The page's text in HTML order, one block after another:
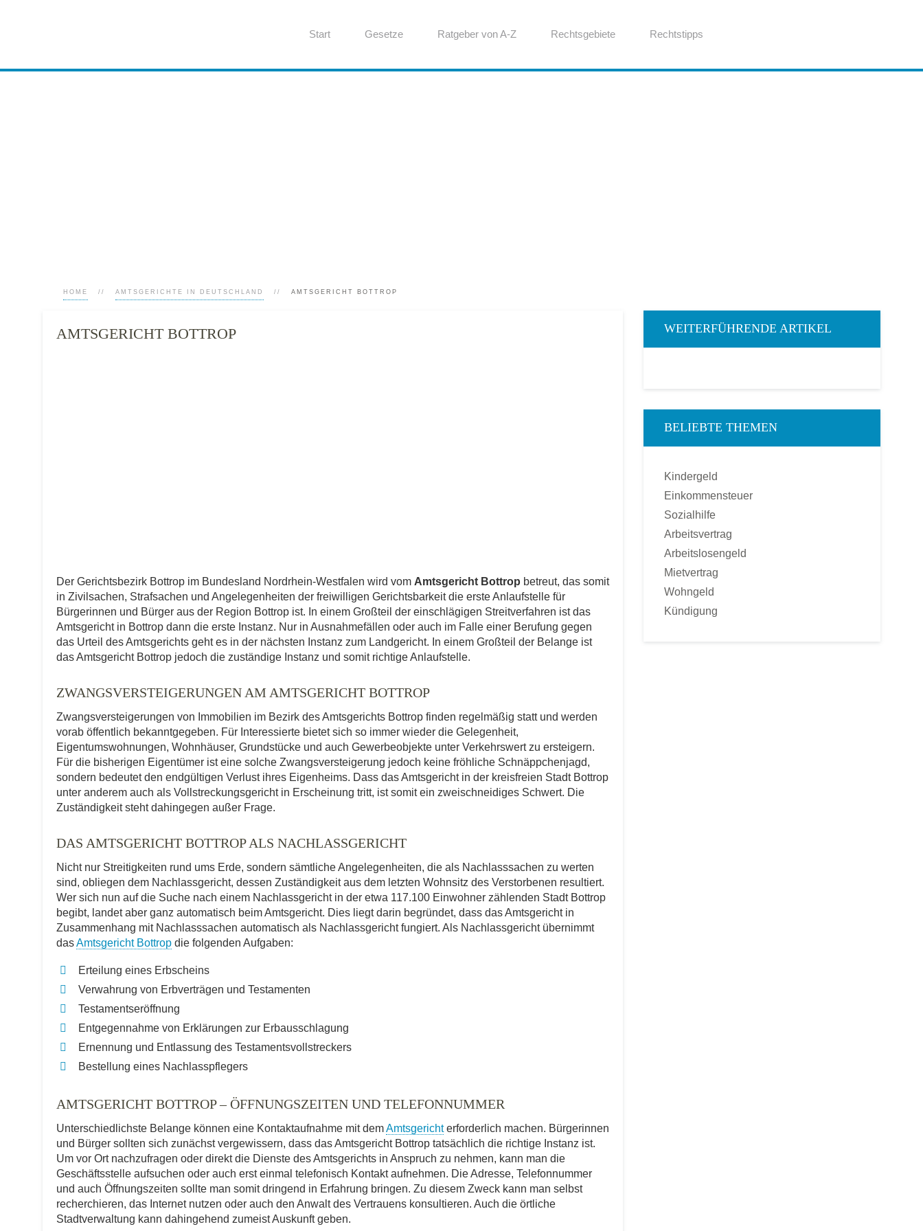
Start Gesetze Ratgeber von A-Z Rechtsgebiete Rechtstipps
HOME AMTSGERICHTE IN DEUTSCHLAND AMTSGERICHT BOTTROP
AMTSGERICHT BOTTROP
Der Gerichtsbezirk Bottrop im Bundesland Nordrhein-Westfalen wird vom Amtsgericht Bottrop betreut, das somit
in Zivilsachen, Strafsachen und Angelegenheiten der freiwilligen Gerichtsbarkeit die erste Anlaufstelle für
Bürgerinnen und Bürger aus der Region Bottrop ist. In einem Großteil der einschlägigen Streitverfahren ist das
Amtsgericht in Bottrop dann die erste Instanz. Nur in Ausnahmefällen oder auch im Falle einer Berufung gegen
das Urteil des Amtsgerichts geht es in der nächsten Instanz zum Landgericht. In einem Großteil der Belange ist
das Amtsgericht Bottrop jedoch die zuständige Instanz und somit richtige Anlaufstelle.
ZWANGSVERSTEIGERUNGEN AM AMTSGERICHT BOTTROP
Zwangsversteigerungen von Immobilien im Bezirk des Amtsgerichts Bottrop finden regelmäßig statt und werden
vorab öffentlich bekanntgegeben. Für Interessierte bietet sich so immer wieder die Gelegenheit,
Eigentumswohnungen, Wohnhäuser, Grundstücke und auch Gewerbeobjekte unter Verkehrswert zu ersteigern.
Für die bisherigen Eigentümer ist eine solche Zwangsversteigerung jedoch keine fröhliche Schnäppchenjagd,
sondern bedeutet den endgültigen Verlust ihres Eigenheims. Dass das Amtsgericht in der kreisfreien Stadt Bottrop
unter anderem auch als Vollstreckungsgericht in Erscheinung tritt, ist somit ein zweischneidiges Schwert. Die
Zuständigkeit steht dahingegen außer Frage.
DAS AMTSGERICHT BOTTROP ALS NACHLASSGERICHT
Nicht nur Streitigkeiten rund ums Erde, sondern sämtliche Angelegenheiten, die als Nachlasssachen zu werten
sind, obliegen dem Nachlassgericht, dessen Zuständigkeit aus dem letzten Wohnsitz des Verstorbenen resultiert.
Wer sich nun auf die Suche nach einem Nachlassgericht in der etwa 117.100 Einwohner zählenden Stadt Bottrop
begibt, landet aber ganz automatisch beim Amtsgericht. Dies liegt darin begründet, dass das Amtsgericht in
Zusammenhang mit Nachlasssachen automatisch als Nachlassgericht fungiert. Als Nachlassgericht übernimmt
dasAmtsgericht Bottrop die folgenden Aufgaben:
Erteilung eines Erbscheins
Verwahrung von Erbverträgen und Testamenten
Testamentseröffnung
Entgegennahme von Erklärungen zur Erbausschlagung
Ernennung und Entlassung des Testamentsvollstreckers
Bestellung eines Nachlasspflegers
AMTSGERICHT BOTTROP – ÖFFNUNGSZEITEN UND TELEFONNUMMER
Unterschiedlichste Belange können eine Kontaktaufnahme mit demAmtsgerichterforderlich machen. Bürgerinnen
und Bürger sollten sich zunächst vergewissern, dass das Amtsgericht Bottrop tatsächlich die richtige Instanz ist.
Um vor Ort nachzufragen oder direkt die Dienste des Amtsgerichts in Anspruch zu nehmen, kann man die
Geschäftsstelle aufsuchen oder auch erst einmal telefonisch Kontakt aufnehmen. Die Adresse, Telefonnummer
und auch Öffnungszeiten sollte man somit dringend in Erfahrung bringen. Zu diesem Zweck kann man selbst
recherchieren, das Internet nutzen oder auch den Anwalt des Vertrauens konsultieren. Auch die örtliche
Stadtverwaltung kann dahingehend zumeist Auskunft geben.
WEITERFÜHRENDE ARTIKEL
BELIEBTE THEMEN
Kindergeld
Einkommensteuer
Sozialhilfe
Arbeitsvertrag
Arbeitslosengeld
Mietvertrag
Wohngeld
Kündigung